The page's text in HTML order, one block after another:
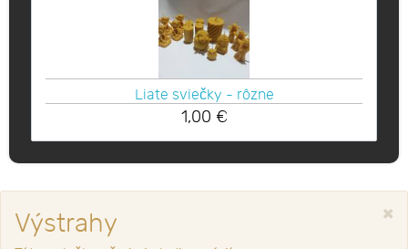
Liate sviečky - rôzne
1,00 €
×
Výstrahy